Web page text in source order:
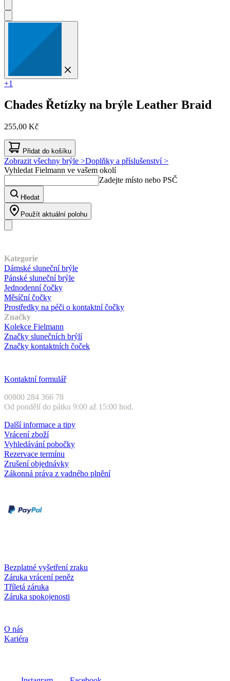
+1
Chades Řetízky na brýle Leather Braid
255,00 Kč
Přidat do košíku
Zobrazit všechny brýle >Doplňky a příslušenství >
Vyhledat Fielmann ve vašem okolí
Zadejte místo nebo PSČ
Hledat
Použít aktuální polohu
Kategorie
Dámské sluneční brýle
Pánské sluneční brýle
Jednodenní čočky
Měsíční čočky
Prostředky na péči o kontaktní čočky
Značky
Kolekce Fielmann
Značky slunečních brýlí
Značky kontaktních čoček
Kontaktní formulář
00800 284 366 78
Od pondělí do pátku 9:00 až 15:00 hod.
Další informace a tipy
Vrácení zboží
Vyhledávání pobočky
Rezervace termínu
Zrušení objednávky
Zákonná práva z vadného plnění
Bezplatné vyšetření zraku
Záruka vrácení peněz
Tříletá záruka
Záruka spokojenosti
O nás
Kariéra